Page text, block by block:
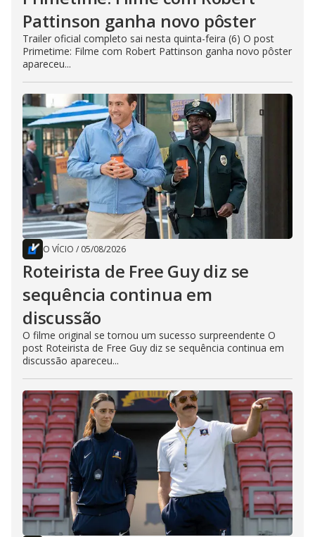
Pattinson ganha novo pôster
Trailer oficial completo sai nesta quinta-feira (6) O post
Primetime: Filme com Robert Pattinson ganha novo pôster
apareceu...
O VÍCIO / 05/08/2026
Roteirista de Free Guy diz se
sequência continua em
discussão
O filme original se tornou um sucesso surpreendente O
post Roteirista de Free Guy diz se sequência continua em
discussão apareceu...